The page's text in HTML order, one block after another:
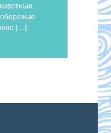
[…]